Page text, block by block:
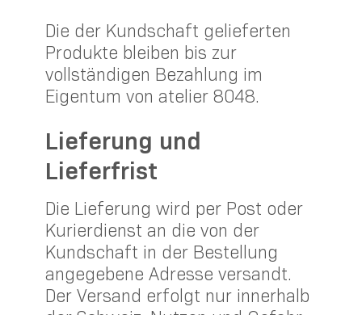
Die der Kundschaft gelieferten
Produkte bleiben bis zur
vollständigen Bezahlung im
Eigentum von atelier 8048.
Lieferung und
Lieferfrist
Die Lieferung wird per Post oder
Kurierdienst an die von der
Kundschaft in der Bestellung
angegebene Adresse versandt.
Der Versand erfolgt nur innerhalb